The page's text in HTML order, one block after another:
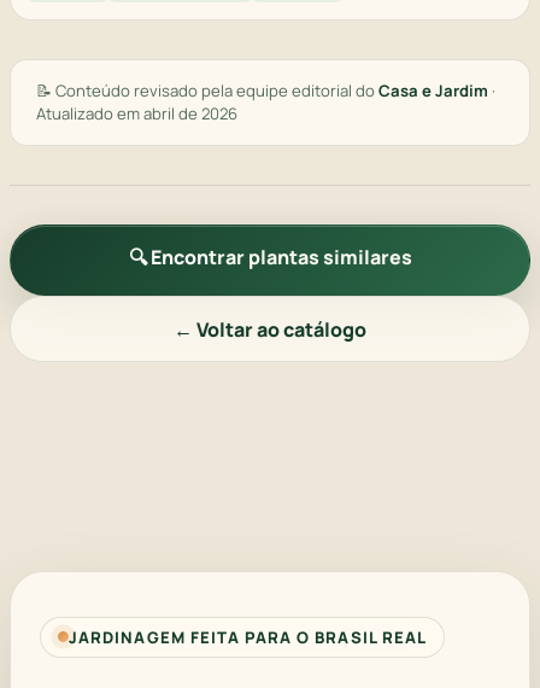
📝 Conteúdo revisado pela equipe editorial doCasa e Jardim ·
Atualizado em abril de 2026
🔍 Encontrar plantas similares
← Voltar ao catálogo
JARDINAGEM FEITA PARA O BRASIL REAL